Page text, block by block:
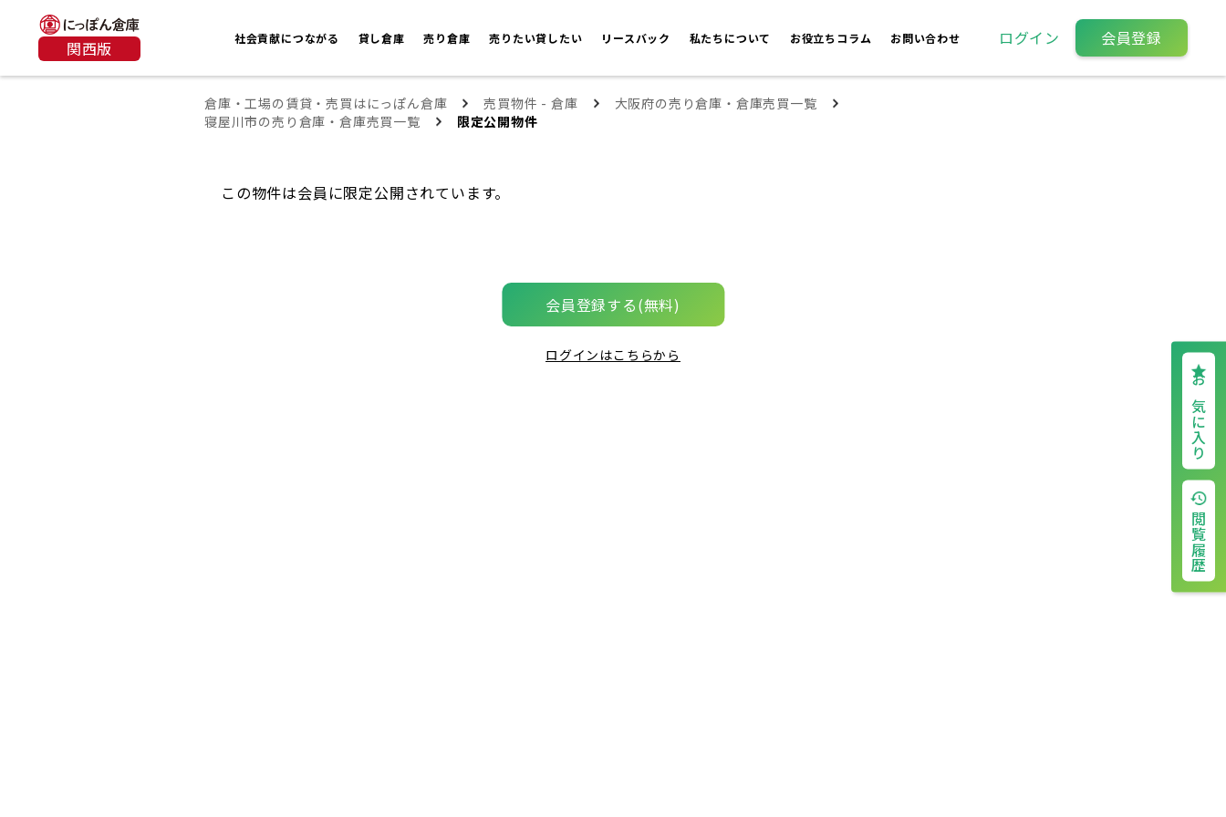
関西版 社会貢献につながる 貸し倉庫 売り倉庫 売りたい貸したい リースバック 私たちについて お役立ちコラム お問い合わせ ログイン 会員登録
倉庫・工場の賃貸・売買はにっぽん倉庫 売買物件 - 倉庫
大阪府の売り倉庫・倉庫売買一覧
寝屋川市の売り倉庫・倉庫売買一覧
限定公開物件
お気に入り
閲覧履歴
この物件は会員に限定公開されています。
会員登録する(無料)
ログインはこちらから